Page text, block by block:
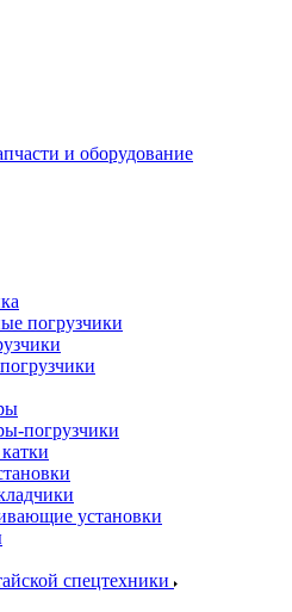
погрузчики
погрузчики
установки
спецтехники